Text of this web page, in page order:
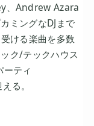
、Andrew Azara
ミングなDJまで
ける楽曲を多数
ク/テックハウス
ティ
る。